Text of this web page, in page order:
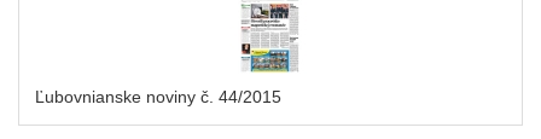
Ľubovnianske noviny č. 44/2015